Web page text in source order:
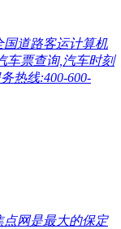
道路客运计算机
车票查询,汽车时刻
热线:400-600-
网是最大的保定